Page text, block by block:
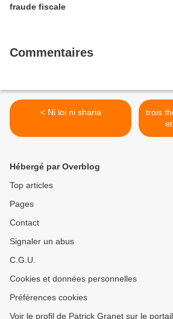
fraude fiscale
Commentaires
< Ni loi ni sharia
trois
Hébergé par Overblog
Top articles
Pages
Contact
Signaler un abus
C.G.U.
Cookies et données personnelles
Préférences cookies
Voir le profil de Patrick Granet sur le